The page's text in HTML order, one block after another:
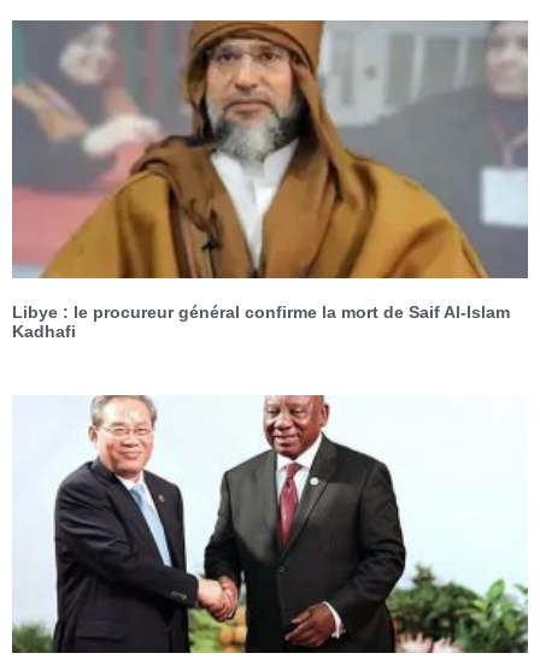
Libye : le procureur général confirme la mort de Saif Al-Islam
Kadhafi